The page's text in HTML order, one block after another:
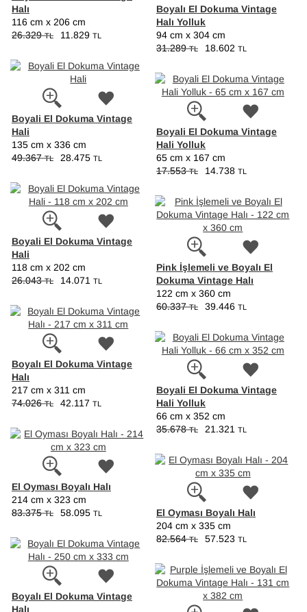
Halı
116 cm x 206 cm
26.329TL 11.829 TL
Boyalı El Dokuma Vintage
Halı Yolluk
94 cm x 304 cm
31.289TL 18.602 TL
Boyali El Dokuma Vintage
Hali
135 cm x 336 cm
49.367TL 28.475 TL
Boyali El Dokuma Vintage
Hali Yolluk
65 cm x 167 cm
17.553TL 14.738 TL
Boyali El Dokuma Vintage
Hali
118 cm x 202 cm
26.043TL 14.071 TL
Pink İşlemeli ve Boyalı El
Dokuma Vintage Halı
122 cm x 360 cm
60.337TL 39.446 TL
Boyalı El Dokuma Vintage
Halı
217 cm x 311 cm
74.026TL 42.117 TL
Boyali El Dokuma Vintage
Hali Yolluk
66 cm x 352 cm
35.678TL 21.321 TL
El Oyması Boyalı Halı
214 cm x 323 cm
83.375TL 58.095 TL El Oyması Boyalı Halı
204 cm x 335 cm
82.564TL 57.523 TL
Boyalı El Dokuma Vintage
Halı